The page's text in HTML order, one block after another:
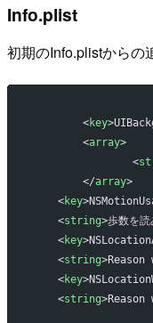
Info.plist
初期のInfo.plistからの
	<
key
	<
array>
		<
	</
array>
    <
key
    <
string>歩数を
    <
key
    <
string
    <
key
    <
string